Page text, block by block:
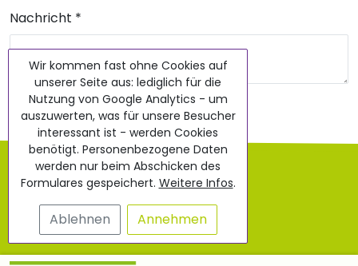
Nachricht *
Nachricht senden
AGB
Datenschutz
Wir kommen fast ohne Cookies auf
unserer Seite aus: lediglich für die
Nutzung von Google Analytics - um
auszuwerten, was für unsere Besucher
interessant ist - werden Cookies
benötigt. Personenbezogene Daten
werden nur beim Abschicken des
Formulares gespeichert. Weitere Infos.
Ablehnen Annehmen